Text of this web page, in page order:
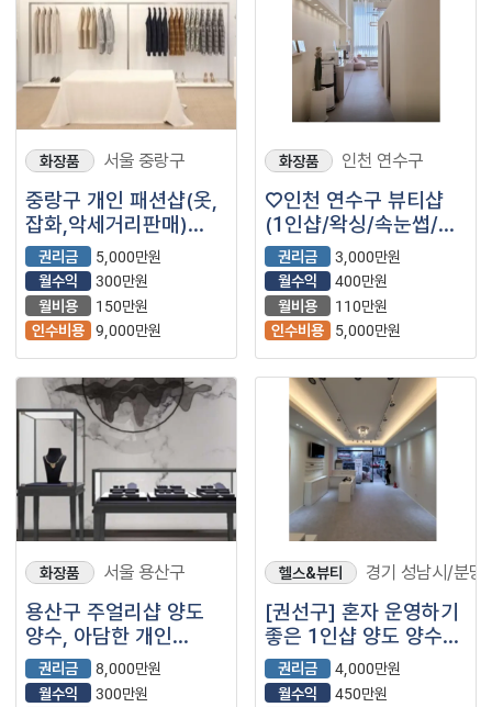
화장품 서울 중랑구
중랑구 개인 패션샵(옷,
잡화,악세거리판매)
양도양수, 인테리어
잘되어있는 개인 샵
입니다.
권리금
5,000만원
월수익
300만원
월비용
150만원
인수비용 9,000만원
화장품 인천 연수구
♡인천 연수구 뷰티샵
(1인샵/왁싱/속눈썹/
반영구/네일아트/제모/
소자본창업/여성창업)
권리금
3,000만원
월수익
400만원
월비용
110만원
인수비용
5,000만원
화장품 서울 용산구
용산구 주얼리샵 양도
양수, 아담한 개인
주얼리샵 입니다.
권리금
8,000만원
월수익
300만원
헬스&뷰티 경기 성남시/분당
[권선구] 혼자 운영하기
좋은 1인샵 양도 양수
합니다
권리금
4,000만원
월수익
450만원